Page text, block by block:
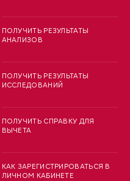
ПОЛУЧИТЬ РЕЗУЛЬТАТЫ
АНАЛИЗОВ
ПОЛУЧИТЬ РЕЗУЛЬТАТЫ
ИССЛЕДОВАНИЙ
ПОЛУЧИТЬ СПРАВКУ ДЛЯ
ВЫЧЕТА
КАК ЗАРЕГИСТРИРОВАТЬСЯ В
ЛИЧНОМ КАБИНЕТЕ